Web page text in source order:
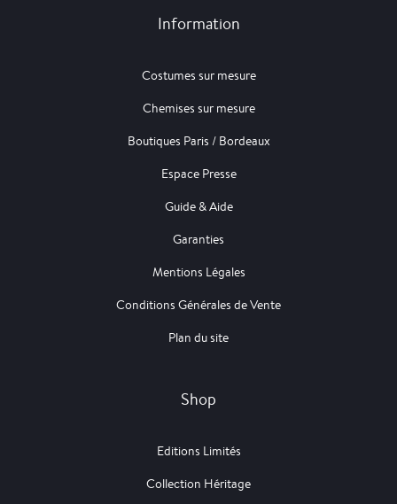
Information
Costumes sur mesure
Chemises sur mesure
Boutiques Paris / Bordeaux
Espace Presse
Guide & Aide
Garanties
Mentions Légales
Conditions Générales de Vente
Plan du site
Shop
Editions Limités
Collection Héritage